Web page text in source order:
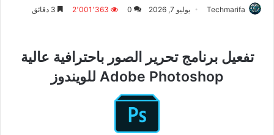
Techmarifa يوليو 7, 2026 0 2٬001٬363
تفعيل برنامج تحرير الصور باحترافية عالية
Adobe Photoshop للويندوز